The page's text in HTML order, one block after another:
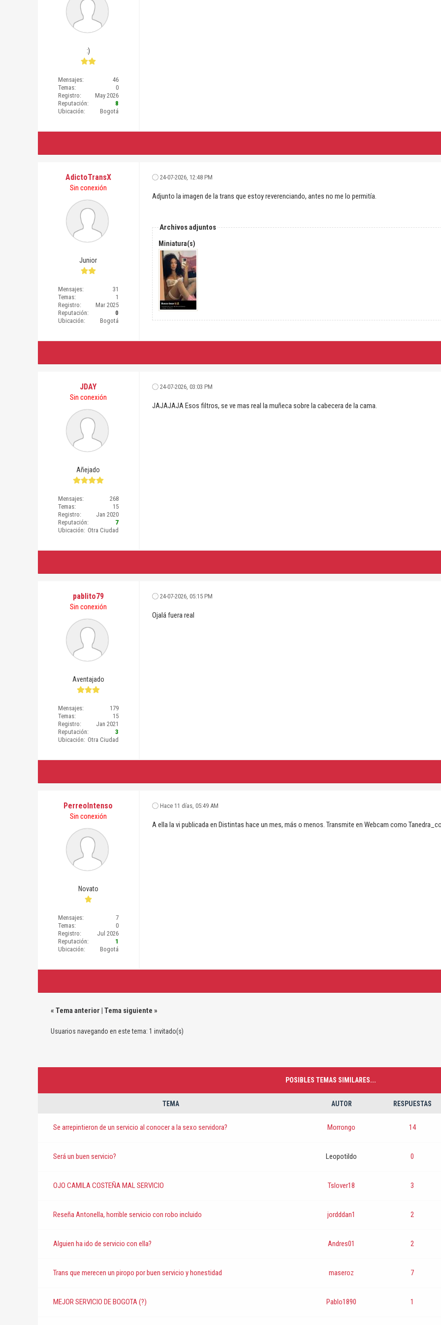
:)
Mensajes:
46
Temas:
0
Registro:
May 2026
Reputación:
8
Ubicación:
Bogotá
AdictoTransX
Sin conexión
Junior
Mensajes:
31
Temas:
1
Registro:
Mar 2025
Reputación:
0
Ubicación:
Bogotá
24-07-2026, 12:48 PM
Adjunto la imagen de la trans que estoy reverenciando, antes no me lo permitía.
Archivos adjuntos
Miniatura(s)
JDAY
Sin conexión
Añejado
Mensajes:
268
Temas:
15
Registro:
Jan 2020
Reputación:
7
Ubicación: Otra Ciudad
24-07-2026, 03:03 PM
JAJAJAJA Esos filtros, se ve mas real la muñeca sobre la cabecera de la cama.
pablito79
Sin conexión
Aventajado
Mensajes:
179
Temas:
15
Registro:
Jan 2021
Reputación:
3
Ubicación: Otra Ciudad
24-07-2026, 05:15 PM
Ojalá fuera real
PerreoIntenso
Sin conexión
Novato
Mensajes:
7
Temas:
0
Registro:
Jul 2026
Reputación:
1
Ubicación:
Bogotá
Hace 11 días, 05:49 AM
A ella la vi publicada en Distintas hace un mes, más o menos. Transmite en Webcam como
« Tema anterior | Tema siguiente »
Usuarios navegando en este tema: 1 invitado(s)
POSIBLES TEMAS SIMILARES...
TEMA AUTOR RESPUESTAS
Se arrepintieron de un servicio al conocer a la sexo servidora? Morrongo 14
Será un buen servicio? Leopotildo 0
OJO CAMILA COSTEÑA MAL SERVICIO Tslover18 3
Reseña Antonella, horrible servicio con robo incluido jordddan1 2
Alguien ha ido de servicio con ella? Andres01 2
Trans que merecen un piropo por buen servicio y honestidad maseroz 7
MEJOR SERVICIO DE BOGOTA (?) Pablo1890 1